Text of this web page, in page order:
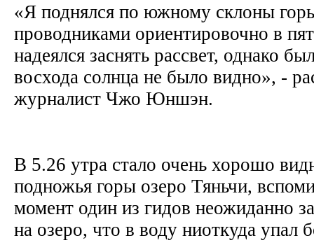
«Я поднялся по южному склоны
проводниками ориентировочно в
надеялся заснять рассвет, однако
восхода солнца не было видно», -
журналист Чжо Юншэн.
В 5.26 утра стало очень хорошо
подножья горы озеро Тяньчи,
момент один из гидов неожиданно
на озеро, что в воду ниоткуда упал